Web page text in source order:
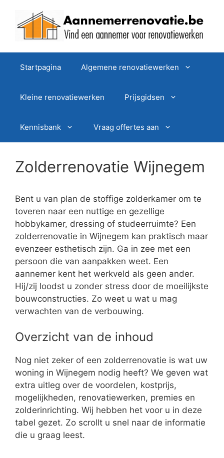
Startpagina Algemene renovatiewerken
Kleine renovatiewerken Prijsgidsen
Kennisbank Vraag offertes aan
Zolderrenovatie Wijnegem
Bent u van plan de stoffige zolderkamer om te
toveren naar een nuttige en gezellige
hobbykamer, dressing of studeerruimte? Een
zolderrenovatie in Wijnegem kan praktisch maar
evenzeer esthetisch zijn. Ga in zee met een
persoon die van aanpakken weet. Een
aannemer kent het werkveld als geen ander.
Hij/zij loodst u zonder stress door de moeilijkste
bouwconstructies. Zo weet u wat u mag
verwachten van de verbouwing.
Overzicht van de inhoud
Nog niet zeker of een zolderrenovatie is wat uw
woning in Wijnegem nodig heeft? We geven wat
extra uitleg over de voordelen, kostprijs,
mogelijkheden, renovatiewerken, premies en
zolderinrichting. Wij hebben het voor u in deze
tabel gezet. Zo scrollt u snel naar de informatie
die u graag leest.